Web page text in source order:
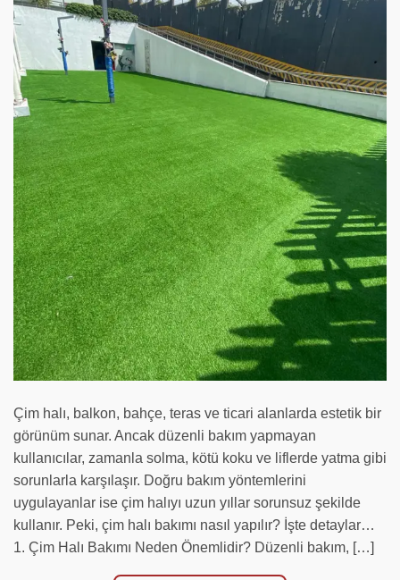
Çim halı, balkon, bahçe, teras ve ticari alanlarda estetik bir
görünüm sunar. Ancak düzenli bakım yapmayan
kullanıcılar, zamanla solma, kötü koku ve liflerde yatma gibi
sorunlarla karşılaşır. Doğru bakım yöntemlerini
uygulayanlar ise çim halıyı uzun yıllar sorunsuz şekilde
kullanır. Peki, çim halı bakımı nasıl yapılır? İşte detaylar…
1. Çim Halı Bakımı Neden Önemlidir? Düzenli bakım, […]